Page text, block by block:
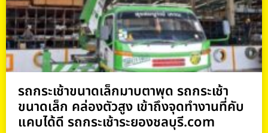
รถกระเช้าขนาดเล็กมาบตาพุด รถกระเช้า
ขนาดเล็ก คล่องตัวสูง เข้าถึงจุดทำงานที่คับ
แคบได้ดี รถกระเช้าระยองชลบุรี.com